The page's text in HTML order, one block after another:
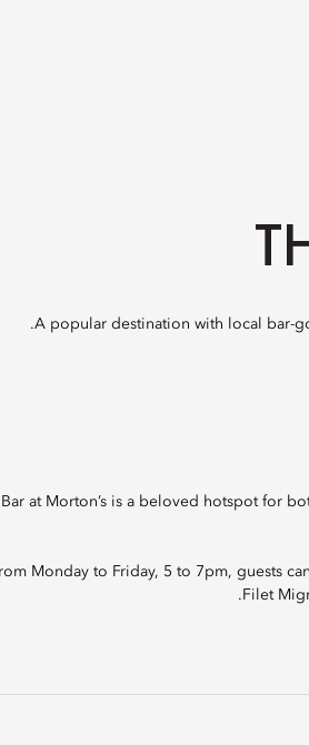
A popular destination with local
Bar at Morton’s is a beloved hotspot for
Monday to Friday, 5 to 7pm, guests
Filet